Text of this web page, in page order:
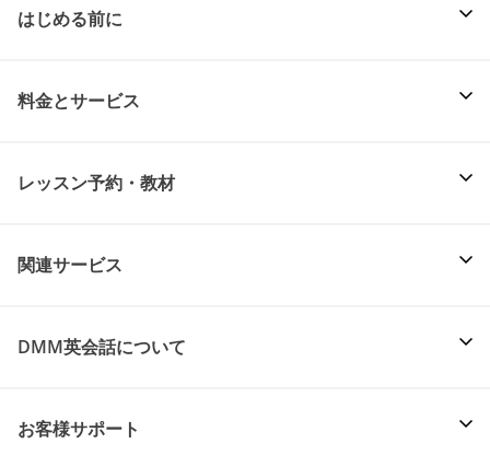
はじめる前に
料金とサービス
レッスン予約・教材
関連サービス
DMM英会話について
お客様サポート